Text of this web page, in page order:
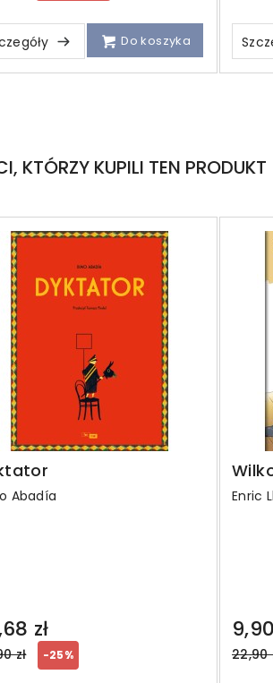
Do koszyka
KTÓRZY KUPILI TEN PRODUKT
Abadía
zł
zł -25%
Enric
22,90